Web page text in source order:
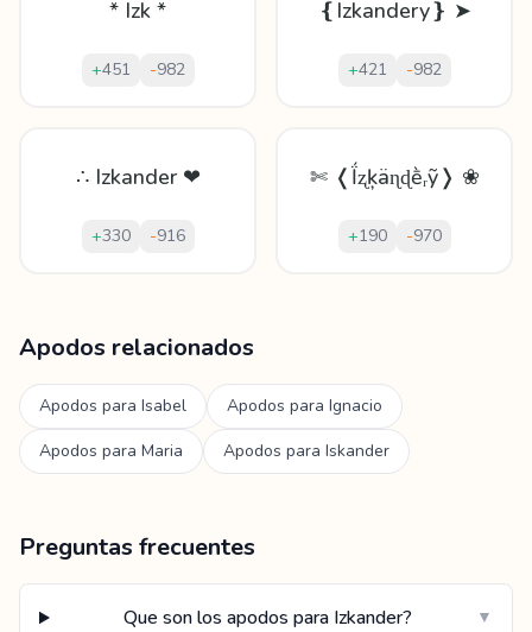
* Izk *
+451 -982
❴Izkandery❵ ➤
+421 -982
∴ Izkander ❤
+330 -916
✄ ❬Ḯʐķäɳɖḕᵣỹ❭ ❀
+190 -970
Apodos relacionados
Apodos para Isabel Apodos para Ignacio
Apodos para Maria Apodos para Iskander
Preguntas frecuentes
Que son los apodos para Izkander? ▼